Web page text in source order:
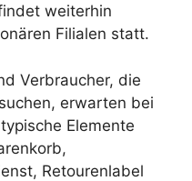
weiterhin
Filialen statt.
Verbraucher, die
erwarten bei
Elemente
Retourenlabel